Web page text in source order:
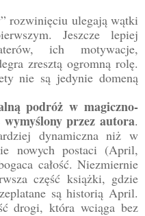
rozwinięciu ulegają wątki
Jeszcze lepiej
ich motywacje,
zresztą ogromną rolę.
nie są jedynie domeną
podróż w magiczno-
przez autora.
dynamiczna niż w
nowych postaci (April,
całość. Niezmiernie
część książki, gdzie
są historią April.
drogi, która wciąga bez